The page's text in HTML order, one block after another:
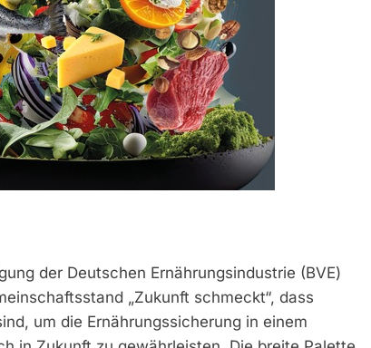
der Deutschen Ernährungsindustrie (BVE)
„Zukunft schmeckt“, dass
um die Ernährungssicherung in einem